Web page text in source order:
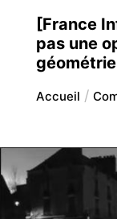
[France
pas une
Accueil